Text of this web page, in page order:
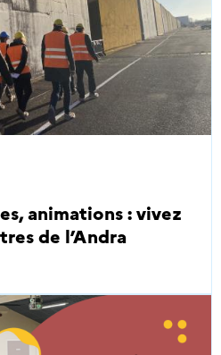
animations : vivez
de l’Andra